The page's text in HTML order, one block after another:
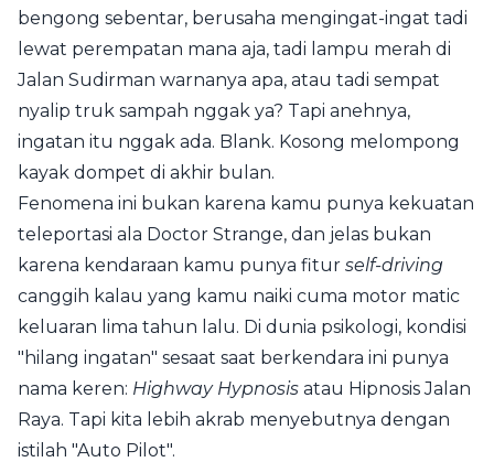
bengong sebentar, berusaha mengingat-ingat tadi
lewat perempatan mana aja, tadi lampu merah di
Jalan Sudirman warnanya apa, atau tadi sempat
nyalip truk sampah nggak ya? Tapi anehnya,
ingatan itu nggak ada. Blank. Kosong melompong
kayak dompet di akhir bulan.
Fenomena ini bukan karena kamu punya kekuatan
teleportasi ala Doctor Strange, dan jelas bukan
karena kendaraan kamu punya fitur self-driving
canggih kalau yang kamu naiki cuma motor matic
keluaran lima tahun lalu. Di dunia psikologi, kondisi
"hilang ingatan" sesaat saat berkendara ini punya
nama keren: Highway Hypnosis atau Hipnosis Jalan
Raya. Tapi kita lebih akrab menyebutnya dengan
istilah "Auto Pilot".